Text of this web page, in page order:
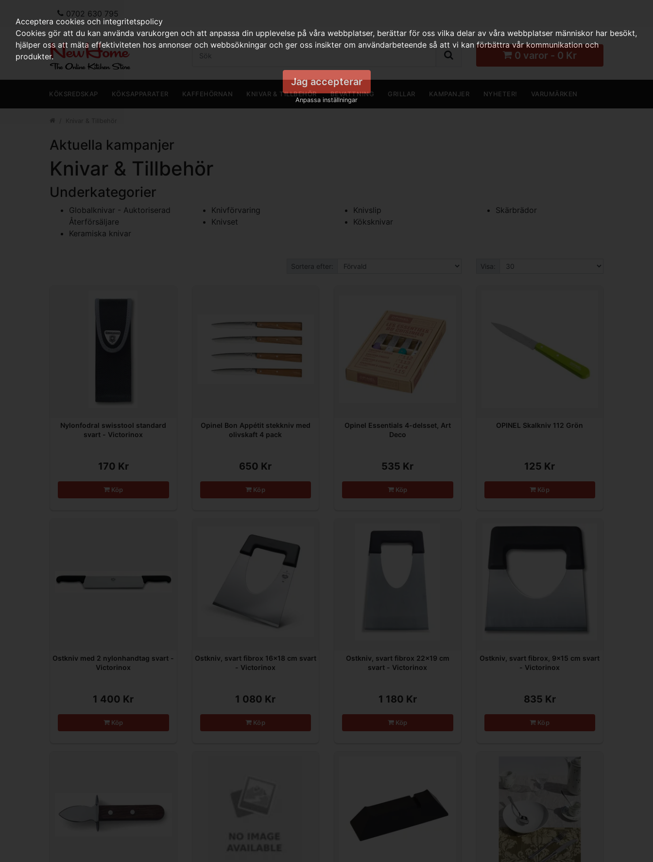
0702 630 795
0 varor - 0 Kr
KÖKSREDSKAP KÖKSAPPARATER KAFFEHÖRNAN KNIVAR & TILLBEHÖR BEVATTNING GRILLAR KAMPANJER NYHETER! VARUMÄRKEN
Aktuella kampanjer
Knivar & Tillbehör
Underkategorier
Globalknivar - Auktoriserad
Återförsäljare
Keramiska knivar
Knivförvaring
Knivset
Knivslip
Köksknivar
Skärbrädor
Sortera efter: Visa:
Nylonfodral swisstool standard
svart - Victorinox
170 Kr
Köp
Opinel Bon Appétit stekkniv med
olivskaft 4 pack
650 Kr
Köp
Opinel Essentials 4-delsset, Art
Deco
535 Kr
Köp
OPINEL Skalkniv 112 Grön
125 Kr
Köp
Ostkniv med 2 nylonhandtag svart -
Victorinox
1 400 Kr
Köp
Ostkniv, svart fibrox 16x18 cm svart
- Victorinox
1 080 Kr
Köp
Ostkniv, svart fibrox 22x19 cm
svart - Victorinox
1 180 Kr
Köp
Ostkniv, svart fibrox, 9x15 cm svart
- Victorinox
835 Kr
Köp
Acceptera cookies och integritetspolicy
Cookies gör att du kan använda varukorgen och att anpassa din upplevelse på våra webbplatser, berättar för oss vilka delar av våra webbplatser människor har besökt,
hjälper oss att mäta effektiviteten hos annonser och webbsökningar och ger oss insikter om användarbeteende så att vi kan förbättra vår kommunikation och
produkter.
Jag accepterar
Anpassa inställningar